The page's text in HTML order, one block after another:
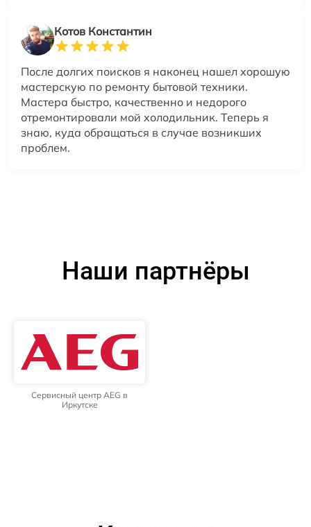
Котов Константин
После долгих поисков я наконец нашел хорошую
мастерскую по ремонту бытовой техники.
Мастера быстро, качественно и недорого
отремонтировали мой холодильник. Теперь я
знаю, куда обращаться в случае возникших
проблем.
Наши партнёры
Сервисный центр AEG в
Иркутске